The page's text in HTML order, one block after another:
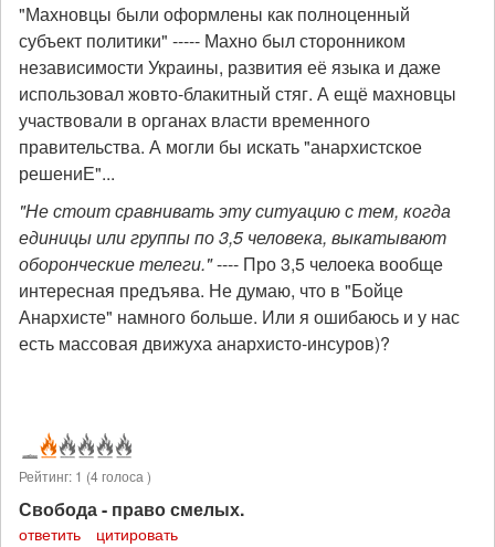
"Махновцы были оформлены как полноценный
субъект политики" ----- Махно был сторонником
независимости Украины, развития её языка и даже
использовал жовто-блакитный стяг. А ещё махновцы
участвовали в органах власти временного
правительства. А могли бы искать "анархистское
решениЕ"...
"Не стоит сравнивать эту ситуацию с тем, когда
единицы или группы по 3,5 человека, выкатывают
оборонческие телеги."---- Про 3,5 челоека вообще
интересная предъява. Не думаю, что в "Бойце
Анархисте" намного больше. Или я ошибаюсь и у нас
есть массовая движуха анархисто-инсуров)?
Рейтинг: 1 (4голоса )
Свобода - право смелых.
ответить цитировать